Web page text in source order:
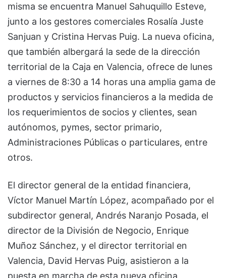
misma se encuentra Manuel Sahuquillo Esteve,
junto a los gestores comerciales Rosalía Juste
Sanjuan y Cristina Hervas Puig. La nueva oficina,
que también albergará la sede de la dirección
territorial de la Caja en Valencia, ofrece de lunes
a viernes de 8:30 a 14 horas una amplia gama de
productos y servicios financieros a la medida de
los requerimientos de socios y clientes, sean
autónomos, pymes, sector primario,
Administraciones Públicas o particulares, entre
otros.
El director general de la entidad financiera,
Víctor Manuel Martín López, acompañado por el
subdirector general, Andrés Naranjo Posada, el
director de la División de Negocio, Enrique
Muñoz Sánchez, y el director territorial en
Valencia, David Hervas Puig, asistieron a la
puesta en marcha de esta nueva oficina,